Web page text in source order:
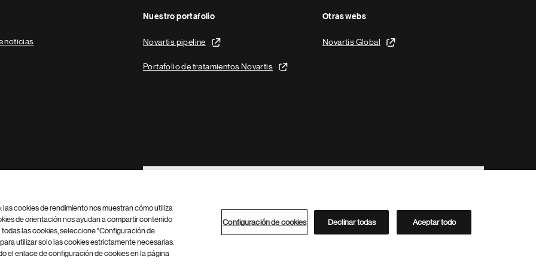
noticias
Nuestro portafolio
Novartis pipeline
Portafolio de tratamientos Novartis
Otras webs
Novartis Global
Footer Site Search
Configuración de cookies Mapa del sitio
Directorio de Novartis
cookies de rendimiento nos muestran cómo utiliza
de orientación nos ayudan a compartir contenido
las cookies, seleccione "Configuración de
utilizar solo las cookies estrictamente necesarias.
el enlace de configuración de cookies en la página
Configuración de cookies Declinar todas Aceptar todo